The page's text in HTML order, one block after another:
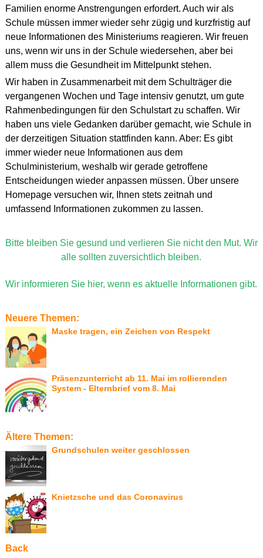
Familien enorme Anstrengungen erfordert. Auch wir als
Schule müssen immer wieder sehr zügig und kurzfristig auf
neue Informationen des Ministeriums reagieren. Wir freuen
uns, wenn wir uns in der Schule wiedersehen, aber bei
allem muss die Gesundheit im Mittelpunkt stehen.
Wir haben in Zusammenarbeit mit dem Schulträger die
vergangenen Wochen und Tage intensiv genutzt, um gute
Rahmenbedingungen für den Schulstart zu schaffen. Wir
haben uns viele Gedanken darüber gemacht, wie Schule in
der derzeitigen Situation stattfinden kann. Aber: Es gibt
immer wieder neue Informationen aus dem
Schulministerium, weshalb wir gerade getroffene
Entscheidungen wieder anpassen müssen. Über unsere
Homepage versuchen wir, Ihnen stets zeitnah und
umfassend Informationen zukommen zu lassen.
Bitte bleiben Sie gesund und verlieren Sie nicht den Mut. Wir
alle sollten zuversichtlich bleiben.
Wir informieren Sie hier, wenn es aktuelle Informationen gibt.
Neuere Themen:
Maske tragen, ein Zeichen von Respekt
Präsenzunterricht ab 11. Mai im rollierenden
System - Elternbrief vom 8. Mai
Ältere Themen:
Grundschulen weiter geschlossen
Knietzsche und das Coronavirus
Back